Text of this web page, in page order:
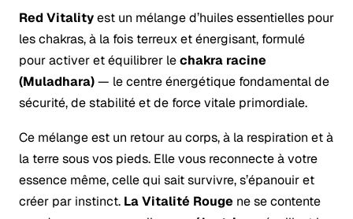
Red Vitalityest un mélange d’huiles essentielles pour
les chakras, à la fois terreux et énergisant, formulé
pour activer et équilibrer lechakra racine
(Muladhara)— le centre énergétique fondamental de
sécurité, de stabilité et de force vitale primordiale.
Ce mélange est un retour au corps, à la respiration et à
la terre sous vos pieds. Elle vous reconnecte à votre
essence même, celle qui sait survivre, s’épanouir et
créer par instinct. La Vitalité Rouge ne se contente